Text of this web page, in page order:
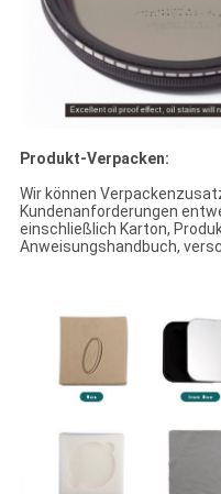
Produkt-Verpacken:
Wir können
Kundenanforderungen
einschließlich Karton,
Anweisungshandbuch,